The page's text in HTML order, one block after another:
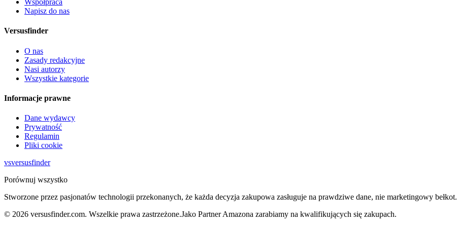
Współpraca
Napisz do nas
Versusfinder
O nas
Zasady redakcyjne
Nasi autorzy
Wszystkie kategorie
Informacje prawne
Dane wydawcy
Prywatność
Regulamin
Pliki cookie
vsversusfinder
Porównuj wszystko
Stworzone przez pasjonatów technologii przekonanych, że każda decyzja zakupowa zasługuje na prawdziwe dane, nie marketingowy bełkot.
© 2026 versusfinder.com. Wszelkie prawa zastrzeżone.Jako Partner Amazona zarabiamy na kwalifikujących się zakupach.